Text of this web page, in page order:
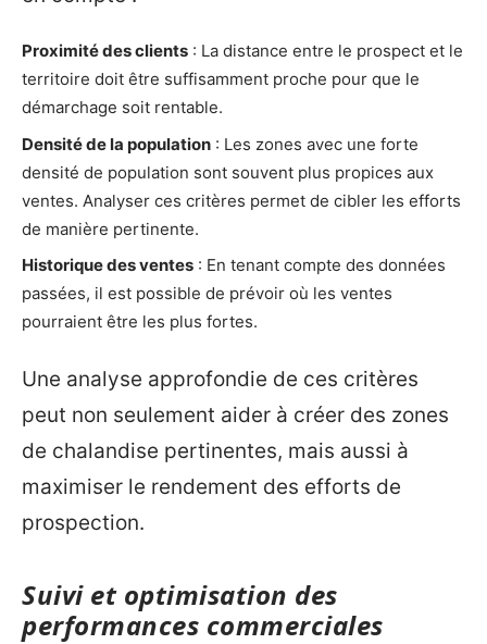
Proximité des clients : La distance entre le prospect et le
territoire doit être suffisamment proche pour que le
démarchage soit rentable.
Densité de la population : Les zones avec une forte
densité de population sont souvent plus propices aux
ventes. Analyser ces critères permet de cibler les efforts
de manière pertinente.
Historique des ventes : En tenant compte des données
passées, il est possible de prévoir où les ventes
pourraient être les plus fortes.
Une analyse approfondie de ces critères
peut non seulement aider à créer des zones
de chalandise pertinentes, mais aussi à
maximiser le rendement des efforts de
prospection.
Suivi et optimisation des
performances commerciales